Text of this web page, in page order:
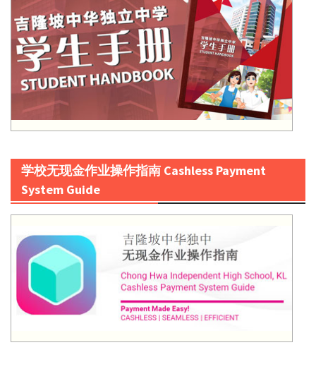
学校无现金作业操作指南 Cashless Payment
System Guide